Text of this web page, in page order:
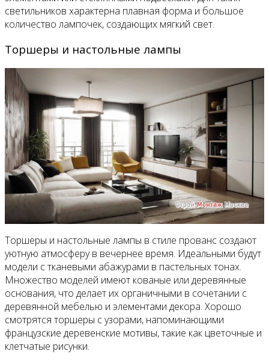
светильников характерна плавная форма и большое
количество лампочек, создающих мягкий свет.
Торшеры и настольные лампы
Торшеры и настольные лампы в стиле прованс создают
уютную атмосферу в вечернее время. Идеальными будут
модели с тканевыми абажурами в пастельных тонах.
Множество моделей имеют кованые или деревянные
основания, что делает их органичными в сочетании с
деревянной мебелью и элементами декора. Хорошо
смотрятся торшеры с узорами, напоминающими
французские деревенские мотивы, такие как цветочные и
клетчатые рисунки.